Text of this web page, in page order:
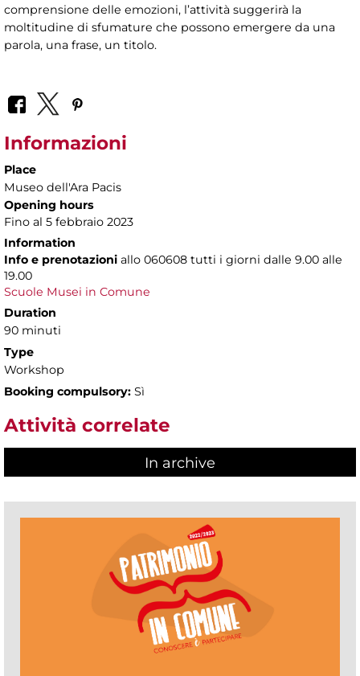
comprensione delle emozioni, l’attività suggerirà la
moltitudine di sfumature che possono emergere da una
parola, una frase, un titolo.
Informazioni
Place
Museo dell'Ara Pacis
Opening hours
Fino al 5 febbraio 2023
Information
Info e prenotazioni allo 060608 tutti i giorni dalle 9.00 alle
19.00
Scuole Musei in Comune
Duration
90 minuti
Type
Workshop
Booking compulsory: Sì
Attività correlate
In archive